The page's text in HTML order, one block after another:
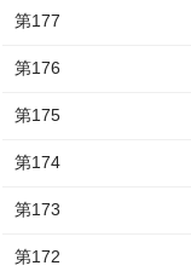
第177
第176
第175
第174
第173
第172